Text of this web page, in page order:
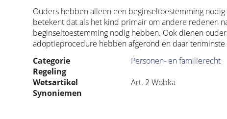
Ouders hebben alleen een beginseltoestemming
betekent dat als het kind primair om andere redenen
beginseltoestemming nodig hebben. Ook dienen
adoptieprocedure hebben afgerond en daar
Categorie
Personen- en familierecht
Regeling
Wetsartikel
Art. 2 Wobka
Synoniemen